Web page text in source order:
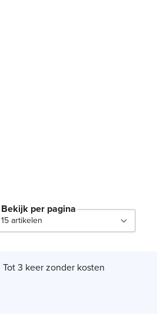
Bekijk per pagina
Tot 3 keer zonder kosten